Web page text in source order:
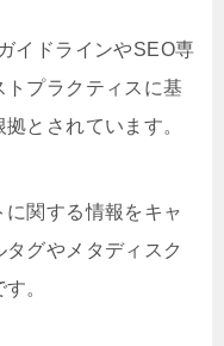
イドラインやSEO専
プラクティスに基
とされています。
関する情報をキャ
グやメタディスク
。